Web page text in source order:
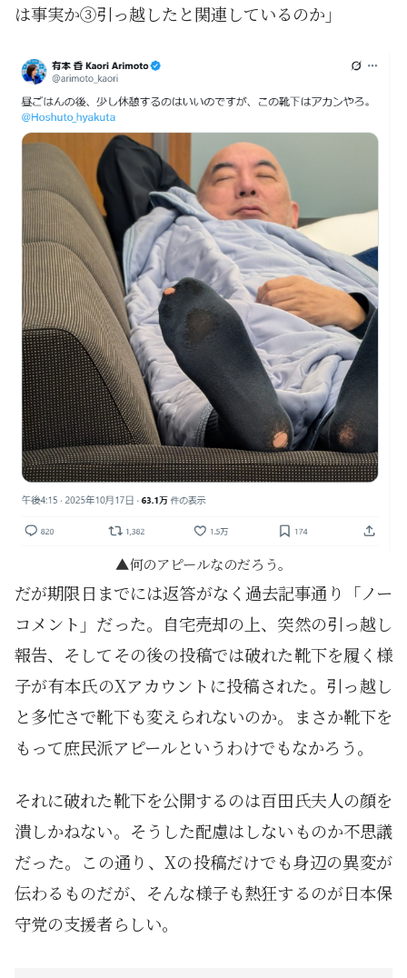
は事実か③引っ越したと関連しているのか」
何のアピールなのだろう。
だが期限日までには返答がなく過去記事通り「ノー
コメント」だった。自宅売却の上、突然の引っ越し
報告、そしてその後の投稿では破れた靴下を履く様
子が有本氏のXアカウントに投稿された。引っ越し
と多忙さで靴下も変えられないのか。まさか靴下を
もって庶民派アピールというわけでもなかろう。
それに破れた靴下を公開するのは百田氏夫人の顔を
潰しかねない。そうした配慮はしないものか不思議
だった。この通り、Xの投稿だけでも身辺の異変が
伝わるものだが、そんな様子も熱狂するのが日本保
守党の支援者らしい。